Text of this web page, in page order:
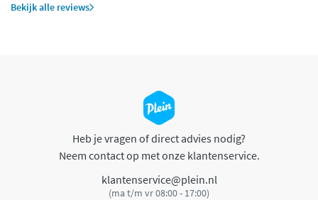
Bekijk alle reviews
Heb je vragen of direct advies nodig?
Neem contact op met onze klantenservice.
klantenservice@plein.nl
(ma t/m vr 08:00 - 17:00)